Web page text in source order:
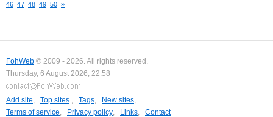
46 47 48 49 50 »
FohWeb © 2009 - 2026. All rights reserved.
Thursday, 6 August 2026, 22:58
Add site, Top sites , Tags, New sites,
Terms of service, Privacy policy, Links, Contact